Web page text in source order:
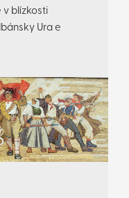
v blízkosti
Ura e